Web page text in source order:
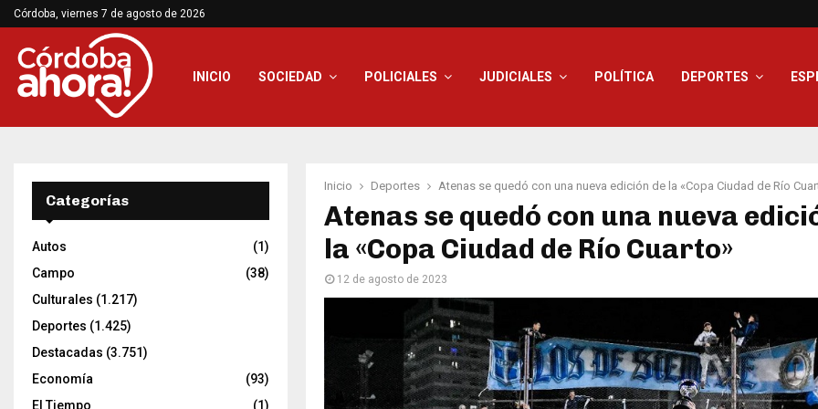
Córdoba, viernes 7 de agosto de 2026
INICIO SOCIEDAD POLICIALES JUDICIALES POLÍTICA DEPORTES
Inicio Deportes Atenas se quedó con una nueva edición de la «Copa Ciudad de Río
Atenas se quedó con una nueva
la «Copa Ciudad de Río Cuarto»
12 de agosto de 2023
Categorías
Autos
(1)
Campo
(38)
Culturales (1.217)
Deportes (1.425)
Destacadas (3.751)
Economía
(93)
El Tiempo
(1)